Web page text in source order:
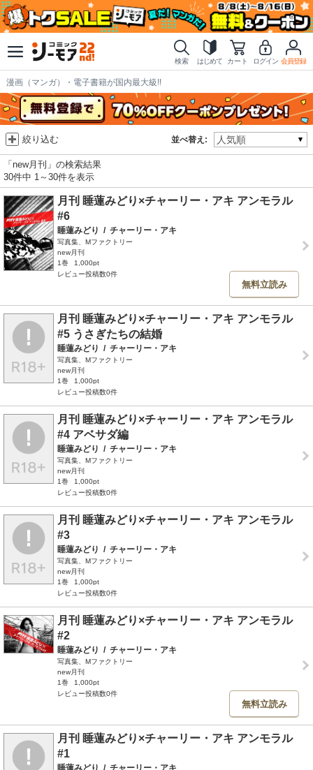
検索 はじめて カート ログイン 会員登録
漫画（マンガ）・電子書籍が国内最大級!!
並べ替え:
絞り込む
「new月刊」の検索結果
30件中 1～30件を表示
月刊 睡蓮みどり×チャーリー・アキ アンモラル
#6
睡蓮みどり / チャーリー・アキ
写真集、Mファクトリー
new月刊
1巻
1,000pt
レビュー投稿数0件
無料立読み
月刊 睡蓮みどり×チャーリー・アキ アンモラル
#5 うさぎたちの結婚
睡蓮みどり / チャーリー・アキ
写真集、Mファクトリー
new月刊
1巻
1,000pt
レビュー投稿数0件
月刊 睡蓮みどり×チャーリー・アキ アンモラル
#4 アベサダ編
睡蓮みどり / チャーリー・アキ
写真集、Mファクトリー
new月刊
1巻
1,000pt
レビュー投稿数0件
月刊 睡蓮みどり×チャーリー・アキ アンモラル
#3
睡蓮みどり / チャーリー・アキ
写真集、Mファクトリー
new月刊
1巻
1,000pt
レビュー投稿数0件
月刊 睡蓮みどり×チャーリー・アキ アンモラル
#2
睡蓮みどり / チャーリー・アキ
写真集、Mファクトリー
new月刊
1巻
1,000pt
レビュー投稿数0件
無料立読み
月刊 睡蓮みどり×チャーリー・アキ アンモラル
#1